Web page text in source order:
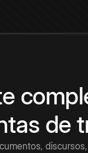
de